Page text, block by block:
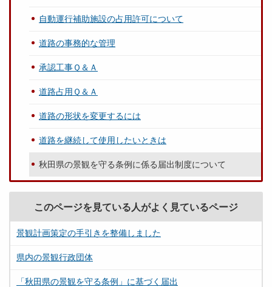
自動運行補助施設の占用許可について
道路の事務的な管理
承認工事Ｑ＆Ａ
道路占用Ｑ＆Ａ
道路の形状を変更するには
道路を継続して使用したいときは
秋田県の景観を守る条例に係る届出制度について
このページを見ている人がよく見ているページ
景観計画策定の手引きを整備しました
県内の景観行政団体
「秋田県の景観を守る条例」に基づく届出